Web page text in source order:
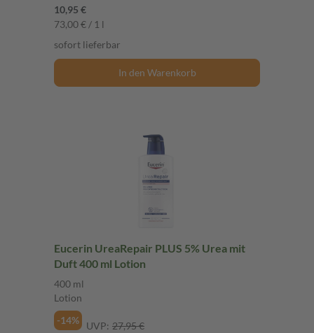
10,95 €
73,00 € / 1 l
sofort lieferbar
In den Warenkorb
Eucerin UreaRepair PLUS 5% Urea mit
Duft 400 ml Lotion
400 ml
Lotion
-14%
UVP: 27,95 €